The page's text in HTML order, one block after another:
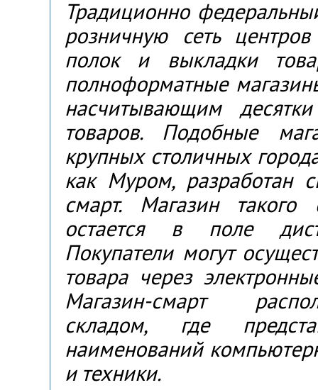
Традиционно
розничную сеть
полок и выкладки
полноформатные
насчитывающим
товаров. Подобные
крупных столичных
как Муром, разработан
смарт. Магазин
остается в поле
Покупатели могут
товара через
Магазин-смарт
складом, где
наименований
и техники.